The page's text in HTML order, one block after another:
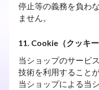
停止等の義務を負わ
ません。
11. Cookie（クッキ
当ショップのサービ
技術を利用すること
当ショップによる当